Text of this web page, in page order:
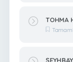
TOHMA